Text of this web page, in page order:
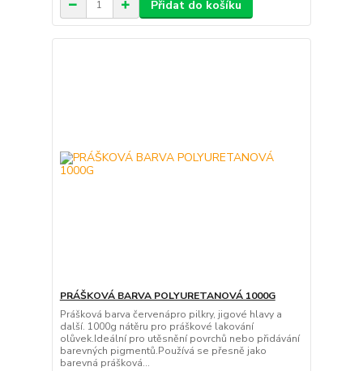
Přidat do košíku
PRÁŠKOVÁ BARVA POLYURETANOVÁ 1000G
Prášková barva červenápro pilkry, jigové hlavy a
další. 1000g nátěru pro práškové lakování
olůvek.Ideální pro utěsnění povrchů nebo přidávání
barevných pigmentů.Používá se přesně jako
barevná prášková...